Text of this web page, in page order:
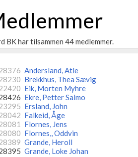
BK har tilsammen 44 medlemmer.
Andersland, Atle
Brekkhus, Thea Sævig
Eik, Morten Myhre
Ekre, Petter Salmo
Ersland, John
Falkeid, Åge
Flornes, Jens
Flornes,, Oddvin
Grande, Heroll
Grande, Loke Johan